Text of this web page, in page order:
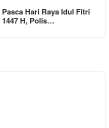
Pasca Hari Raya Idul Fitri
1447 H, Polis…